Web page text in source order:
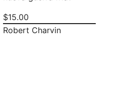
$15.00
Robert Charvin